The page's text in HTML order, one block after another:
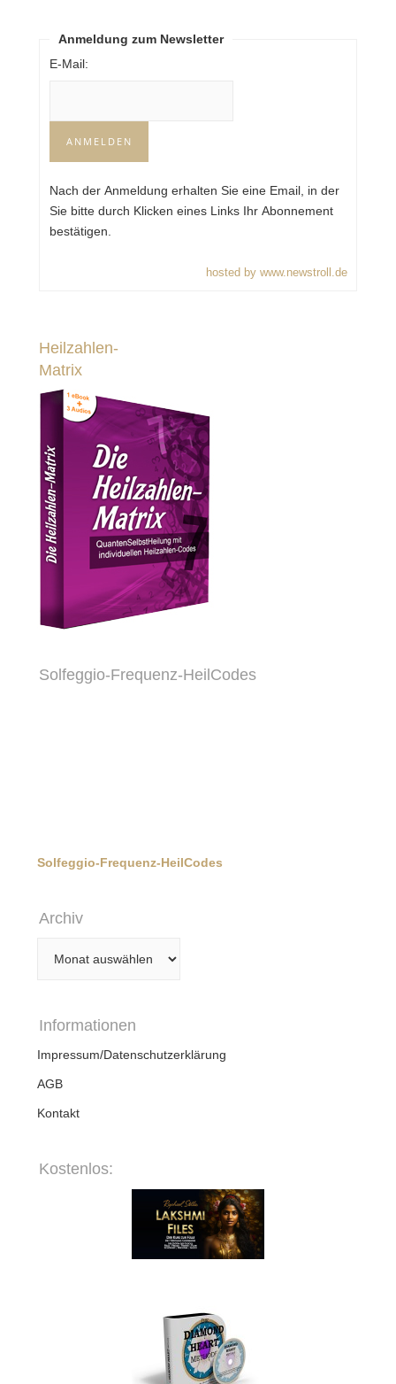
Anmeldung zum Newsletter
E-Mail:
Nach der Anmeldung erhalten Sie eine Email, in der
Sie bitte durch Klicken eines Links Ihr Abonnement
bestätigen.
hosted by www.newstroll.de
Heilzahlen-
Matrix
Solfeggio-Frequenz-HeilCodes
Solfeggio-Frequenz-HeilCodes
Archiv
Informationen
Impressum/Datenschutzerklärung
AGB
Kontakt
Kostenlos: